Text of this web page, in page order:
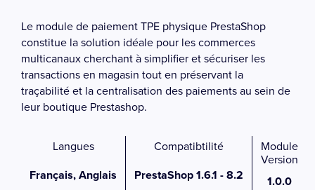
Le module de paiement TPE physique PrestaShop
constitue la solution idéale pour les commerces
multicanaux cherchant à simplifier et sécuriser les
transactions en magasin tout en préservant la
traçabilité et la centralisation des paiements au sein de
leur boutique Prestashop.
Langues
Français, Anglais
Compatibtilité
PrestaShop 1.6.1 - 8.2
Module
Version
1.0.0